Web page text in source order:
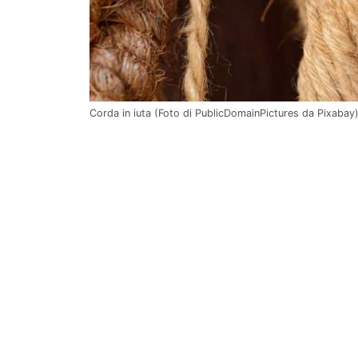
Corda in iuta (Foto di PublicDomainPictures da Pixabay)